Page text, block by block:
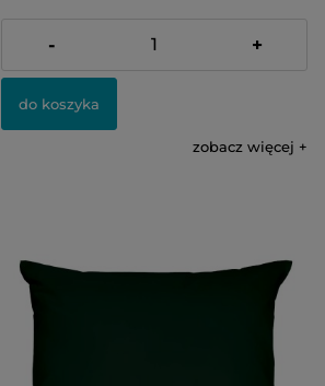
23,00 zł
- +
do koszyka
zobacz więcej